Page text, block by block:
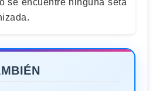
se encuentre ninguna seta